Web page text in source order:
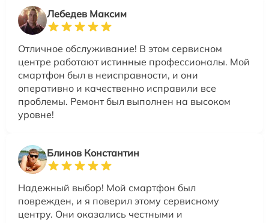
Лебедев Максим
Отличное обслуживание! В этом сервисном
центре работают истинные профессионалы. Мой
смартфон был в неисправности, и они
оперативно и качественно исправили все
проблемы. Ремонт был выполнен на высоком
уровне!
Блинов Константин
Надежный выбор! Мой смартфон был
поврежден, и я поверил этому сервисному
центру. Они оказались честными и